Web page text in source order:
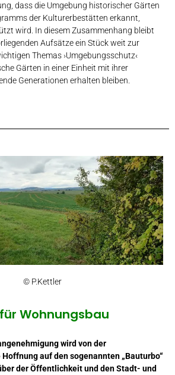
dass die Umgebung historischer Gärten
der Kulturerbestätten erkannt,
wird. In diesem Zusammenhang bleibt
Aufsätze ein Stück weit zur
Themas ›Umgebungsschutz‹
Gärten in einer Einheit mit ihrer
Generationen erhalten bleiben.
© P.Kettler
Wohnungsbau
wird von der
auf den soge­nannten „Bauturbo“
der Öffentlichkeit und den Stadt- und